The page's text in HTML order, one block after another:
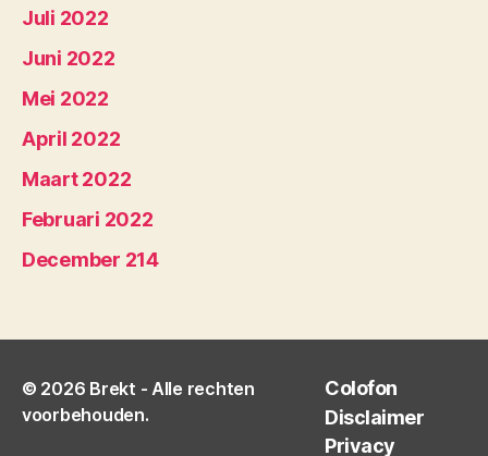
Juli 2022
Juni 2022
Mei 2022
April 2022
Maart 2022
Februari 2022
December 214
© 2026 Brekt - Alle rechten
voorbehouden.
Colofon
Disclaimer
Privacy